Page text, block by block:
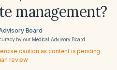
management?
Board
by our Medical Advisory Board
caution as content is pending
review